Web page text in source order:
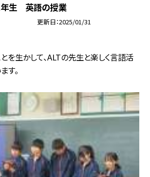
１年生 英語の授業
更新日 2025/01/31
を生かして、ALTの先生と楽しく言語活
す。